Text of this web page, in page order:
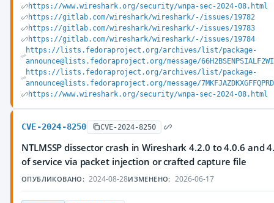
https://www.wireshark.org/security/wnpa-sec-2024-08.html
https://gitlab.com/wireshark/wireshark/-/issues/19782
https://gitlab.com/wireshark/wireshark/-/issues/19783
https://gitlab.com/wireshark/wireshark/-/issues/19784
https://lists.fedoraproject.org/archives/list/package-
announce@lists.fedoraproject.org/message/
https://lists.fedoraproject.org/archives/list/package-
announce@lists.fedoraproject.org/message/
https://www.wireshark.org/security/wnpa-sec-2024-08.html
CVE-2024-8250 CVE-2024-8250
NTLMSSP dissector crash in Wireshark 4.2.0 to 4.0.6 and
of service via packet injection or crafted capture file
ОПУБЛИКОВАНО: 2024-08-28ИЗМЕНЕНО: 2026-06-17